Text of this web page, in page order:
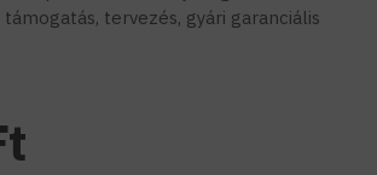
tervezés, gyári garanciális